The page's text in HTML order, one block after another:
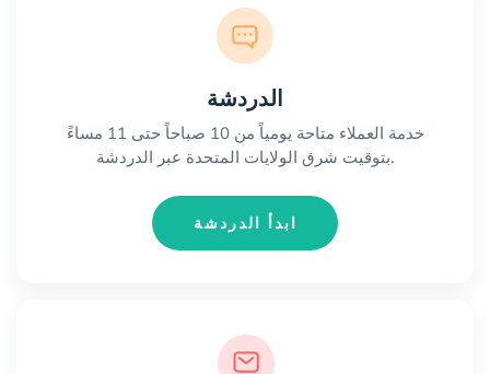
الدردشة
خدمة العملاء متاحة يومياً من 10 صباحاً حتى 11 مساءً
بتوقيت شرق الولايات المتحدة عبر الدردشة.
ابدأ الدردشة